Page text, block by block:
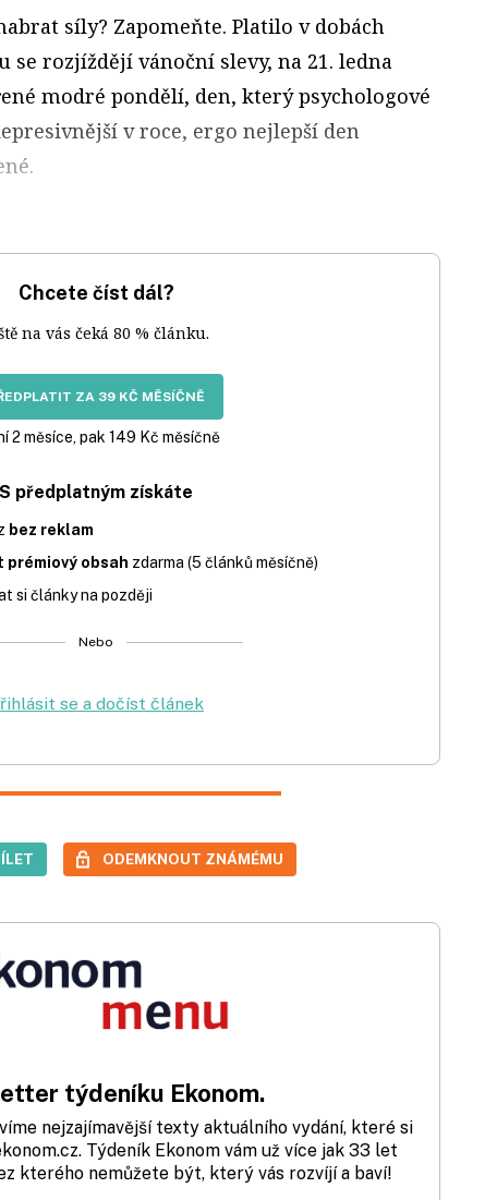
síly? Zapomeňte. Platilo v dobách
se rozjíždějí vánoční slevy, na 21. ledna
modré pondělí, den, který psychologové
v roce, ergo nejlepší den
Chcete číst dál?
na vás čeká 80 % článku.
ZA 39 KČ MĚSÍČNĚ
2 měsíce, pak 149 Kč měsíčně
S předplatným získáte
bez reklam
prémiový obsah zdarma (5 článků měsíčně)
si články na později
Nebo
se a dočíst článek
ODEMKNOUT ZNÁMÉMU
týdeníku Ekonom.
nejzajímavější texty aktuálního vydání, které si
Týdeník Ekonom vám už více jak 33 let
kterého nemůžete být, který vás rozvíjí a baví!